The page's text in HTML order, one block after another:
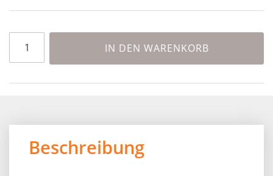
IN DEN WARENKORB
Beschreibung